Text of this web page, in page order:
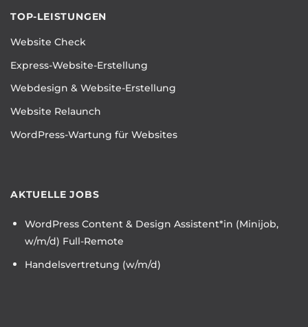
TOP-LEISTUNGEN
Website Check
Express-Website-Erstellung
Webdesign & Website-Erstellung
Website Relaunch
WordPress-Wartung für Websites
AKTUELLE JOBS
WordPress Content & Design Assistent*in (Minijob,
w/m/d) Full-Remote
Handelsvertretung (w/m/d)